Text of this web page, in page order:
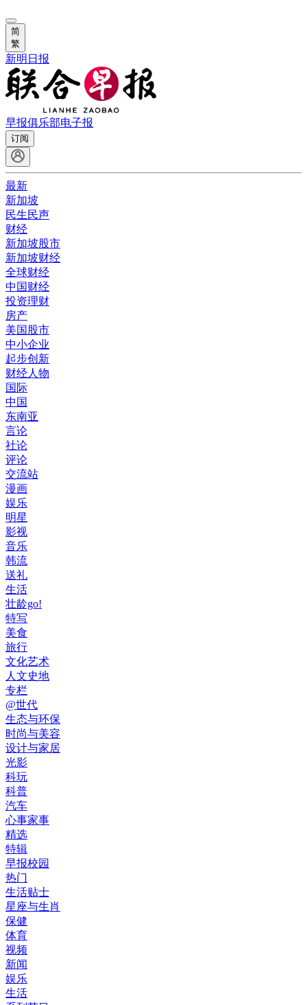
简
繁
新明日报
早报俱乐部电子报
订阅
最新
新加坡
民生民声
财经
新加坡股市
新加坡财经
全球财经
中国财经
投资理财
房产
美国股市
中小企业
起步创新
财经人物
国际
中国
东南亚
言论
社论
评论
交流站
漫画
娱乐
明星
影视
音乐
韩流
送礼
生活
壮龄go!
特写
美食
旅行
文化艺术
人文史地
专栏
@世代
生态与环保
时尚与美容
设计与家居
光影
科玩
科普
汽车
心事家事
精选
特辑
早报校园
热门
生活贴士
星座与生肖
保健
体育
视频
新闻
娱乐
生活